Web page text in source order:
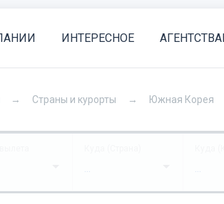
ИНТЕРЕСНОЕ
Страны и курорты Южная Корея
... ...